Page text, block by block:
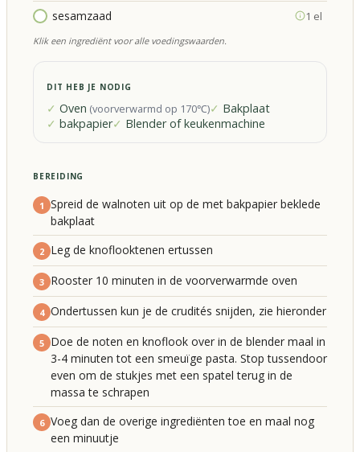
sesamzaad 1 el
Klik een ingrediënt voor alle voedingswaarden.
DIT HEB JE NODIG
Oven (voorverwarmd op 170℃)
Bakplaat
bakpapier
Blender of keukenmachine
BEREIDING
1 Spreid de walnoten uit op de met bakpapier beklede
bakplaat
2 Leg de knoflooktenen ertussen
3 Rooster 10 minuten in de voorverwarmde oven
4 Ondertussen kun je de crudités snijden, zie hieronder
5 Doe de noten en knoflook over in de blender maal in
3-4 minuten tot een smeuïge pasta. Stop tussendoor
even om de stukjes met een spatel terug in de
massa te schrapen
6 Voeg dan de overige ingrediënten toe en maal nog
een minuutje